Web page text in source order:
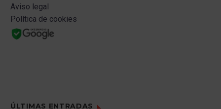
Aviso legal
Política de cookies
ÚLTIMAS ENTRADAS